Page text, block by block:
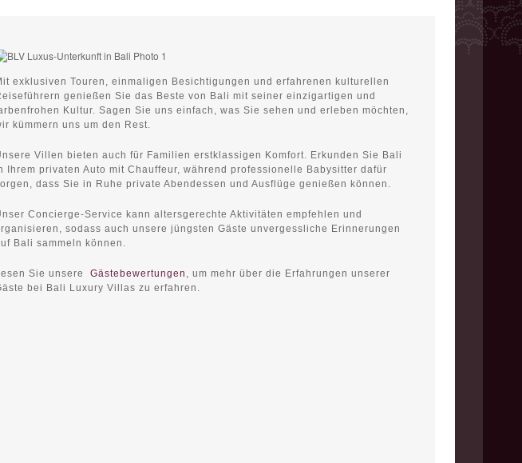
exklusiven Touren, einmaligen Besichtigungen und erfahrenen kulturellen
genießen Sie das Beste von Bali mit seiner einzigartigen und
Kultur. Sagen Sie uns einfach, was Sie sehen und erleben möchten,
kümmern uns um den Rest.
Villen bieten auch für Familien erstklassigen Komfort. Erkunden Sie Bali
Ihrem privaten Auto mit Chauffeur, während professionelle Babysitter dafür
dass Sie in Ruhe private Abendessen und Ausflüge genießen können.
Concierge-Service kann altersgerechte Aktivitäten empfehlen und
sodass auch unsere jüngsten Gäste unvergessliche Erinnerungen
Bali sammeln können.
Sie unsereGästebewertungen , um mehr über die Erfahrungen unserer
bei Bali Luxury Villas zu erfahren.